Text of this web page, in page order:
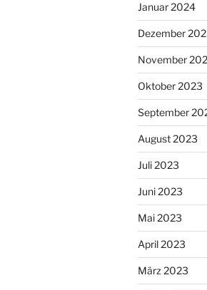
Januar 2024
Dezember
November
Oktober 2023
September
August 2023
Juli 2023
Juni 2023
Mai 2023
April 2023
März 2023